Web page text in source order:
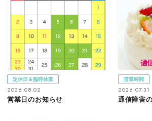
定休日＆臨時休業
2026.08.02
営業日のお知らせ
営業時間
2026.07.31
通信障害